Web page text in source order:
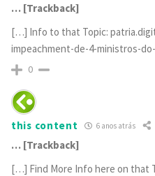
… [Trackback]
[…] Info to that Topic:
impeachment-de-4-ministros-
0
this content 6 anos atrás
… [Trackback]
[…] Find More Info here on that